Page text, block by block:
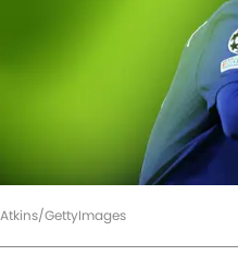
GettyImages